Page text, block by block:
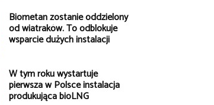
Biometan zostanie oddzielony
od wiatraków. To odblokuje
wsparcie dużych instalacji
W tym roku wystartuje
pierwsza w Polsce instalacja
produkująca bioLNG